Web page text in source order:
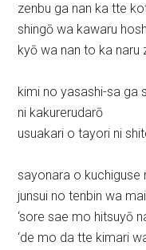
zenbu ga nan ka tte
shingō wa kawaru
kyō wa nan to ka
kimi no yasashi-sa ga
ni kakurerudarō
usuakari o tayori ni
sayonara o kuchiguse
junsui no tenbin wa
‘sore sae mo hitsuyō
‘de mo da tte kimari